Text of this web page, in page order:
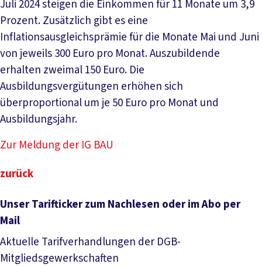
Juli 2024 steigen die Einkommen für 11 Monate um 3,9
Prozent. Zusätzlich gibt es eine
Inflationsausgleichsprämie für die Monate Mai und Juni
von jeweils 300 Euro pro Monat. Auszubildende
erhalten zweimal 150 Euro. Die
Ausbildungsvergütungen erhöhen sich
überproportional um je 50 Euro pro Monat und
Ausbildungsjahr.
Zur Meldung der IG BAU
zurück
Unser Tarifticker zum Nachlesen oder im Abo per
Mail
Aktuelle Tarifverhandlungen der DGB-
Mitgliedsgewerkschaften